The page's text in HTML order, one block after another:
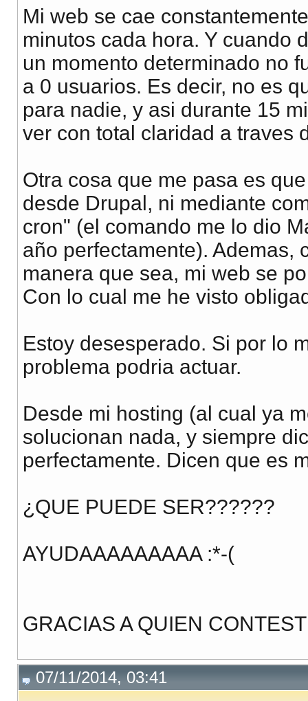
Mi web se cae
minutos cada hora. Y cuando
un momento determinado no
a 0 usuarios. Es decir, no es
para nadie, y asi durante 15
ver con total claridad a traves
Otra cosa que me pasa es
desde Drupal, ni mediante
cron" (el comando me lo dio
año perfectamente). Ademas,
manera que sea, mi web se
Con lo cual me he visto
Estoy desesperado. Si por lo
problema podria actuar.
Desde mi hosting (al cual ya
solucionan nada, y siempre
perfectamente. Dicen que es
¿QUE PUEDE SER??????
AYUDAAAAAAAAA :*-(
GRACIAS A QUIEN
07/11/2014, 03:41